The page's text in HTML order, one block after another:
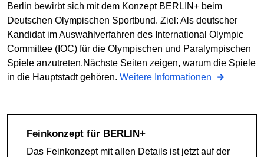
Berlin bewirbt sich mit dem Konzept BERLIN+ beim
Deutschen Olympischen Sportbund. Ziel: Als deutscher
Kandidat im Auswahlverfahren des International Olympic
Committee (IOC) für die Olympischen und Paralympischen
Spiele anzutreten.Nächste Seiten zeigen, warum die Spiele
in die Hauptstadt gehören. Weitere Informationen
Feinkonzept für BERLIN+
Das Feinkonzept mit allen Details ist jetzt auf der